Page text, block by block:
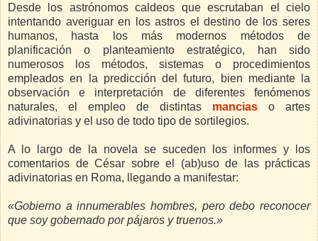
Desde los astrónomos caldeos que escrutaban el cielo
intentando averiguar en los astros el destino de los seres
humanos, hasta los más modernos métodos de
planificación o planteamiento estratégico, han sido
numerosos los métodos, sistemas o procedimientos
empleados en la predicción del futuro, bien mediante la
observación e interpretación de diferentes fenómenos
naturales, el empleo de distintas mancias o artes
adivinatorias y el uso de todo tipo de sortilegios.
A lo largo de la novela se suceden los informes y los
comentarios de César sobre el (ab)uso de las prácticas
adivinatorias en Roma, llegando a manifestar:
«Gobierno a innumerables hombres, pero debo reconocer
que soy gobernado por pájaros y truenos.»